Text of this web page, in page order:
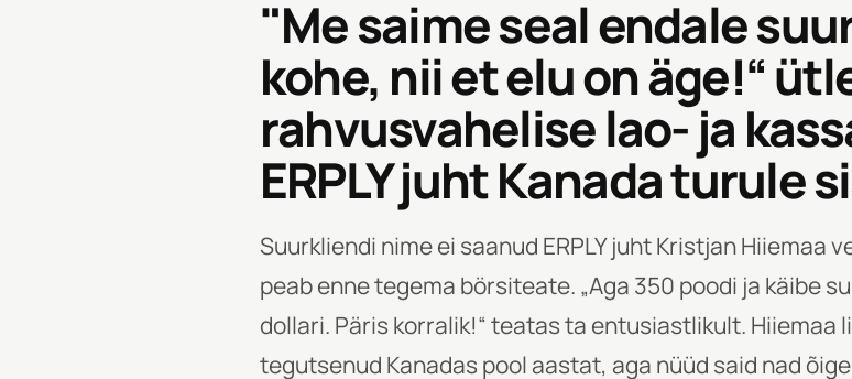
"Me saime seal endale
kohe, nii et elu on äge!“
rahvusvahelise lao- ja
ERPLY juht Kanada turule
Suurkliendi nime ei saanud ERPLY juht Kristjan Hiiemaa
peab enne tegema börsiteate. „Aga 350 poodi ja käibe
dollari. Päris korralik!“ teatas ta entusiastlikult.
tegutsenud Kanadas pool aastat, aga nüüd said nad